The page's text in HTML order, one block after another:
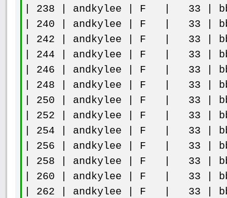
| 238 | andkylee | F | 33 |
| 240 | andkylee | F | 33 |
| 242 | andkylee | F | 33 |
| 244 | andkylee | F | 33 |
| 246 | andkylee | F | 33 |
| 248 | andkylee | F | 33 |
| 250 | andkylee | F | 33 |
| 252 | andkylee | F | 33 |
| 254 | andkylee | F | 33 |
| 256 | andkylee | F | 33 |
| 258 | andkylee | F | 33 |
| 260 | andkylee | F | 33 |
| 262 | andkylee | F | 33 |